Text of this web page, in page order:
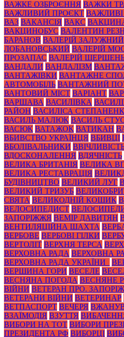
ВАЖКЕ ОЗБРОЄННЯ ВАЖКИ
ВАЖЛИВИЙ ПРОЄКТ
ВАЗ ВАКАНСІЯ ВАКС
ВАКЦИНОБУС ВАЛЕНТИН
БАРАНОВ ВАЛЕРІЙ ЗАЛУЖНИЙ
ЛОБАНОВСЬКИЙ ВАЛЕРІЙ
ПРОЗАПАС ВАЛЕРІЙ
ВАНДАЛИ ВАНДАЛІЗМ
ВАНТАЖІВКИ ВАНТАЖНЕ
АВТОМОБІЛЬ ВАНТАЖНИЙ
ВАНТОВИЙ МІСТ ВАРІАНТ
ВАРШАВА ВАСИЛІВКА
РАЙОН ВАСИЛІСА
ВАСИЛЬ МАЛЮК ВАСИЛЬ
ВАСЮК ВАТАЖОК ВАТИКАН
ВБИВСТВО УКРАЇНЦЯ ВБИВЦІ
ВБОЛІВАЛЬНИКИ
ВДОСКОНАЛЕННЯ ВДЯЧНІСТЬ
ВЕЛИКА БРИТАНІЯ ВЕЛИКА
ВЕЛИКА РЕСТАВРАЦІЯ
БУДІВНИЦТВО ВЕЛИКИЙ ЛУГ
ВЕЛИКИЙ ТРИЗУБ
СВЯТА ВЕЛИКОДНІЙ КОШИК
ВЕЛОСИПЕДИСТ
ЗАПОРІЖЖЯ ВЕМІР ДАВИТЯН
ВЕНТИЛЯЦІЙНА ШАХТА
ВЕРБОВЕ ВЕРБОВІ ГІЛКИ
ВЕРТОЛІТ ВЕРХНЯ ТЕРСА
ВЕРХОВНА РАДА ВЕРХОВНА
ВЕРХОВНА РАДА УКРАЇНИ_
ВЕРШИНА ГОРИ ВЕСЕЛЕ
ВЕСНЯНА ПОГОДА ВЕСНЯНЕ
ВІЙНИ ВЕТЕРАН ПРО.
ВЕТЕРАНИ ВІЙНИ ВЕТЕРИНАР
ВЕТПАСПОРТ ВЕЧЕРЯ
ВЗАЇМОДІЯ ВЗУТТЯ
ВИБОРИ НА ТОТ ВИБОРИ
ПРЕЗИДЕНТА РФ ВИБОРЦІ